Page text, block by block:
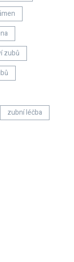
zubů
zubní léčba